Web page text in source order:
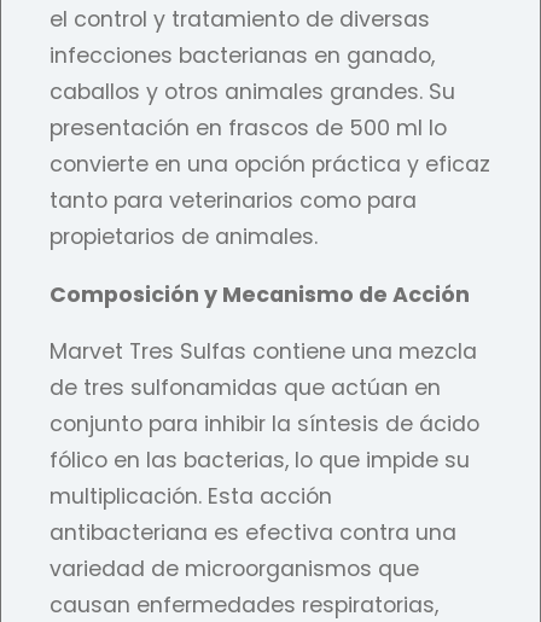
el control y tratamiento de diversas
infecciones bacterianas en ganado,
caballos y otros animales grandes. Su
presentación en frascos de 500 ml lo
convierte en una opción práctica y eficaz
tanto para veterinarios como para
propietarios de animales.
Composición y Mecanismo de Acción
Marvet Tres Sulfas contiene una mezcla
de tres sulfonamidas que actúan en
conjunto para inhibir la síntesis de ácido
fólico en las bacterias, lo que impide su
multiplicación. Esta acción
antibacteriana es efectiva contra una
variedad de microorganismos que
causan enfermedades respiratorias,